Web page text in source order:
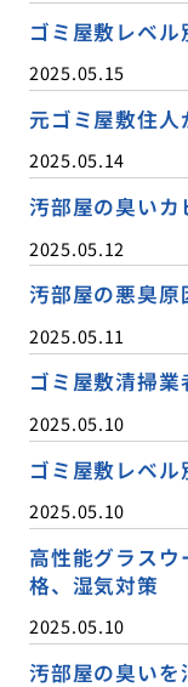
ゴミ屋敷レベ
2025.05.15
元ゴミ屋敷住
2025.05.14
汚部屋の臭い
2025.05.12
汚部屋の悪臭原
2025.05.11
ゴミ屋敷清掃
2025.05.10
ゴミ屋敷レベ
2025.05.10
高性能グラス
格、湿気対策
2025.05.10
汚部屋の臭いを